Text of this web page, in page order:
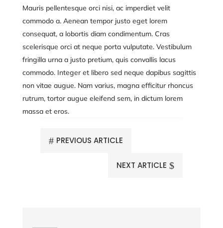
Mauris pellentesque orci nisi, ac imperdiet velit
commodo a. Aenean tempor justo eget lorem
consequat, a lobortis diam condimentum. Cras
scelerisque orci at neque porta vulputate. Vestibulum
fringilla urna a justo pretium, quis convallis lacus
commodo. Integer et libero sed neque dapibus sagittis
non vitae augue. Nam varius, magna efficitur rhoncus
rutrum, tortor augue eleifend sem, in dictum lorem
massa et eros.
# PREVIOUS ARTICLE
NEXT ARTICLE $